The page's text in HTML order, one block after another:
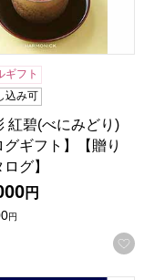
登録する
ギフト
込み可
紅碧(べにみどり)
グギフト】【贈り
グ】
円
円